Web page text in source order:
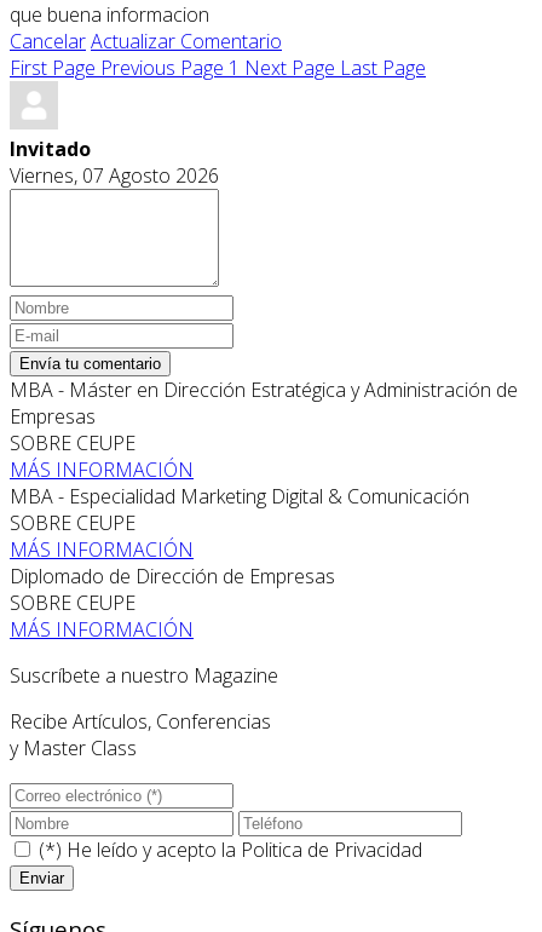
que buena informacion
CancelarActualizar Comentario
First Page Previous Page 1 Next Page Last Page
Invitado
Viernes, 07 Agosto 2026
Envía tu comentario
MBA - Máster en Dirección Estratégica y Administración de
Empresas
SOBRE CEUPE
MÁS INFORMACIÓN
MBA - Especialidad Marketing Digital & Comunicación
SOBRE CEUPE
MÁS INFORMACIÓN
Diplomado de Dirección de Empresas
SOBRE CEUPE
MÁS INFORMACIÓN
Suscríbete a nuestro Magazine
Recibe Artículos, Conferencias
y Master Class
(*) He leído y acepto la Politica de Privacidad